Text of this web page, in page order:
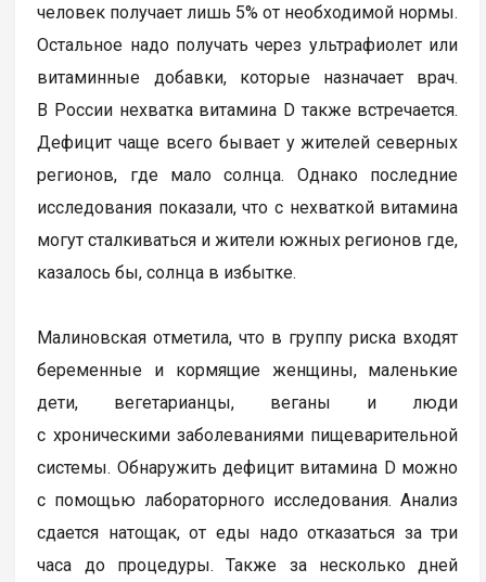
человек получает лишь 5% от необходимой нормы.
Остальное надо получать через ультрафиолет или
витаминные добавки, которые назначает врач.
В России нехватка витамина D также встречается.
Дефицит чаще всего бывает у жителей северных
регионов, где мало солнца. Однако последние
исследования показали, что с нехваткой витамина
могут сталкиваться и жители южных регионов где,
казалось бы, солнца в избытке.
Малиновская отметила, что в группу риска входят
беременные и кормящие женщины, маленькие
дети, вегетарианцы, веганы и люди
с хроническими заболеваниями пищеварительной
системы. Обнаружить дефицит витамина D можно
с помощью лабораторного исследования. Анализ
сдается натощак, от еды надо отказаться за три
часа до процедуры. Также за несколько дней